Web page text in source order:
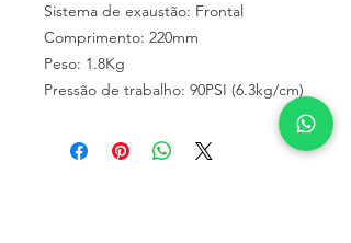
Sistema de exaustão: Frontal
Comprimento: 220mm
Peso: 1.8Kg
Pressão de trabalho: 90PSI (6.3kg/cm)